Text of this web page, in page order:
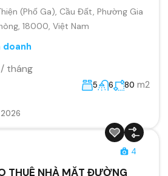
(Phố Ga), Cầu Đất, Phường Gia
18000, Việt Nam
doanh
tháng
5 6 80 m2
4
THUÊ NHÀ MẶT ĐƯỜNG